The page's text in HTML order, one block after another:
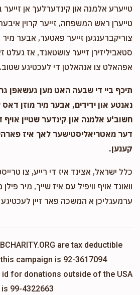
טייערע אלמנה און קינדערלעך אן
טייערן ראש המשפחה, זייער קרוין
צוריקברענגען זייער פאטער, אבער
סטאביליזירן זייער צושטאנד, אז געלט
אפהאלט צו אנהאלטן די לעכטיגע שטוב.
תיכף ביי די שבעה האט מען געשאפן
נאנטע און ידידים, אבער מיר מוזן דאס
חשוב'ע אלמנה און קינדער שטיין אויף
דער מאטריאליסטישער לאך איז
קענען.
כלל ישראל, אצינד איז די רייע, צו
וואונד אויף וויפיל עס איז שייך, מיר פילן
ערמעגליכן א המשכה פאר זיין
are tax deductible
campaign is 92-3617094
id for donations outside of the USA
is 99-4322663